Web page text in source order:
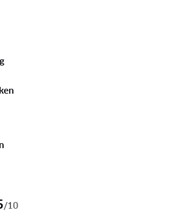
De badstof
de handige uittrek-lussen trek
eenvoudig uit na je rit. Met de
de pols stel je de handschoen
perfecte pasvorm.
Glove biedt de ideale balans
/10